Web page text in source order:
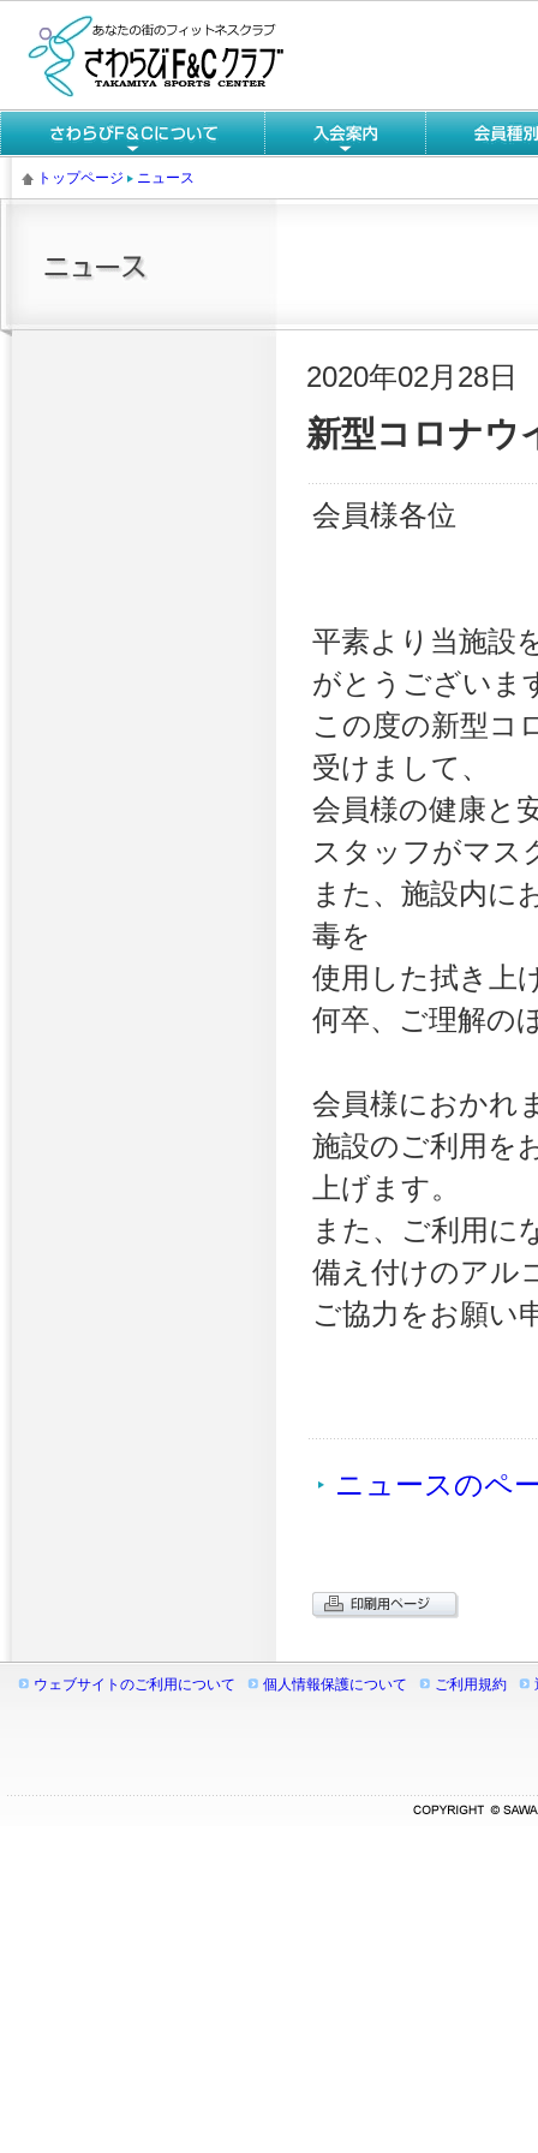
トップページ ニュース
2020年02月28日
新型コロナウ
会員様各位
平素より当施設
がとうございま
この度の新型コ
受けまして、
会員様の健康と
スタッフがマス
また、施設内に
毒を
使用した拭き上
何卒、ご理解の
会員様におかれ
施設のご利用を
上げます。
また、ご利用に
備え付けのアル
ご協力をお願い
ニュースのペ
ウェブサイトのご利用について 個人情報保護について ご利用規約